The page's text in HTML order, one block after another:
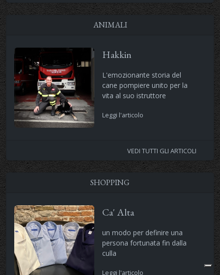
ANIMALI
Hakkin
L'emozionante storia del
cane pompiere unito per la
vita al suo istruttore
Leggi l'articolo
VEDI TUTTI GLI ARTICOLI
SHOPPING
Ca' Alta
un modo per definire una
persona fortunata fin dalla
culla
Leggi l'articolo